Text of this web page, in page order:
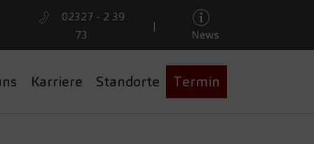
02327 - 2 39
73
|
News
Karriere Standorte Termin